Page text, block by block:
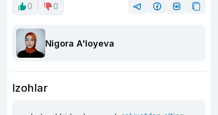
0 0
Nigora A'loyeva
Izohlar